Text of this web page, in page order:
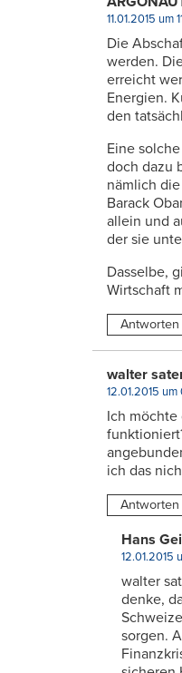
11.01.2015 um
Die
werden.
erreicht
Energien.
den
Eine
doch dazu
nämlich
Barack
allein und
der sie
Dasselbe,
Wirtschaft
Antworten
walter
12.01.2015
Ich
ich das
Antworten
Hans
12.01.2015
walter
denke,
sorgen.